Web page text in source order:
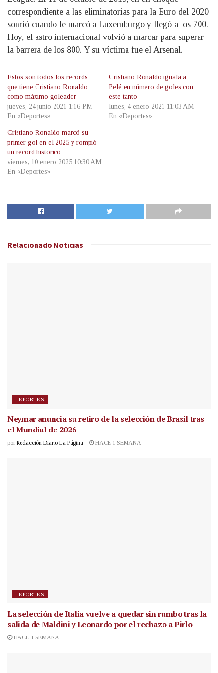
correspondiente a las eliminatorias para la Euro del 2020
sonrió cuando le marcó a Luxemburgo y llegó a los 700.
Hoy, el astro internacional volvió a marcar para superar
la barrera de los 800. Y su víctima fue el Arsenal.
Estos son todos los récords
que tiene Cristiano Ronaldo
como máximo goleador
jueves, 24 junio 2021 1:16 PM
En «Deportes»
Cristiano Ronaldo iguala a
Pelé en número de goles con
este tanto
lunes, 4 enero 2021 11:03 AM
En «Deportes»
Cristiano Ronaldo marcó su
primer gol en el 2025 y rompió
un récord histórico
viernes, 10 enero 2025 10:30 AM
En «Deportes»
Relacionado Noticias
DEPORTES
Neymar anuncia su retiro de la selección de Brasil tras
el Mundial de 2026
por Redacción Diario La Página HACE 1 SEMANA
DEPORTES
La selección de Italia vuelve a quedar sin rumbo tras la
salida de Maldini y Leonardo por el rechazo a Pirlo
HACE 1 SEMANA